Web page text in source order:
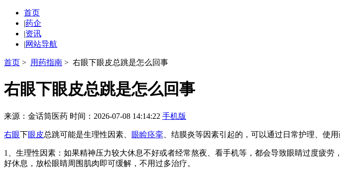
首页
|药企
|资讯
|网站导航
首页 > 用药指南 > 右眼下眼皮总跳是怎么回事
右眼下眼皮总跳是怎么回事
来源：金话筒医药 时间：2026-07-08 14:14:22 手机版
右眼下眼皮总跳可能是生理性因素、 眼睑痉挛 、结膜炎等因素引起的，可以通过日常护理、使用
1、生理性因素：如果精神压力较大休息不好或者经常熬夜、看手机等，都会导致眼睛过度疲
好休息，放松眼睛周围肌肉即可缓解，不用过多治疗。